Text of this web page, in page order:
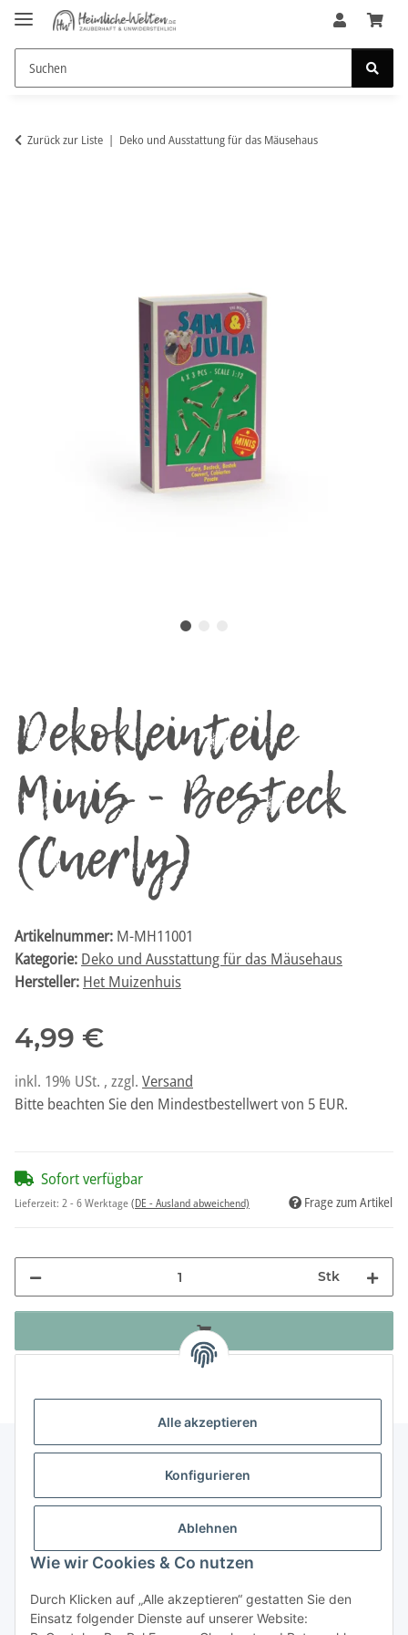
Alle akzeptieren
Konfigurieren
Ablehnen
Wie wir Cookies & Co nutzen
Durch Klicken auf „Alle akzeptieren“ gestatten Sie den
Einsatz folgender Dienste auf unserer Website:
Zurück zur Liste Deko und Ausstattung für das Mäusehaus
Dekokleinteile
Minis - Besteck
(Cuerly)
Artikelnummer: M-MH11001
Kategorie: Deko und Ausstattung für das Mäusehaus
Hersteller: Het Muizenhuis
4,99 €
inkl. 19% USt. , zzgl. Versand
Bitte beachten Sie den Mindestbestellwert von 5 EUR.
Sofort verfügbar
Lieferzeit: 2 - 6 Werktage(DE - Ausland abweichend) Frage zum Artikel
Stk
Informationen
Gesetzliche Informationen
Vertrag widerrufen